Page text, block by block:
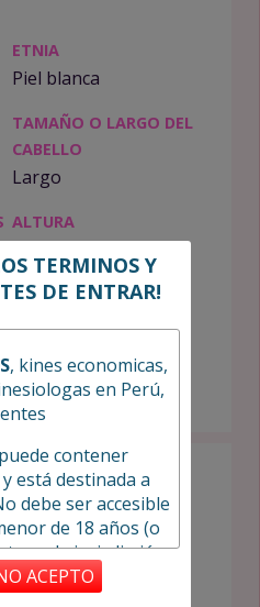
ETNIA
Piel blanca
TAMAÑO O LARGO DEL
CABELLO
Largo
ALTURA
CONTEXTURA
OCUPACIÓN
Kine
CONTACTO:
Surco
Lima
941939587%20
TERMINOS Y
DE ENTRAR!
, kines economicas,
en Perú,
contener
está destinada a
debe ser accesible
de 18 años (o
en la jurisdicción
ACEPTO